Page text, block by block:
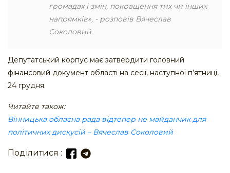
громадах і змін, покращення тих чи інших
напрямків», - розповів Вячеслав
Соколовий.
Депутатський корпус має затвердити головний
фінансовий документ області на сесії, наступної п’ятниці,
24 грудня.
Читайте також:
Вінницька обласна рада відтепер не майданчик для
політичних дискусій – Вячеслав Соколовий
Поділитися :